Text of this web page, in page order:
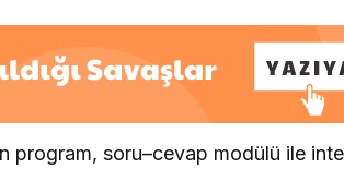
program, soru–cevap modülü ile